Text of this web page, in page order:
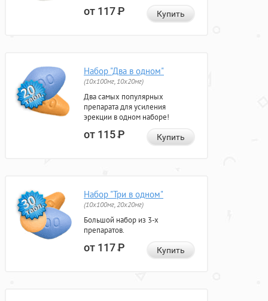
от 117Р Купить
Набор "Два в одном"
(10x100мг, 10x20мг)
Два самых популярных
препарата для усиления
эрекции в одном наборе!
от 115Р Купить
Набор "Три в одном"
(10x100мг, 20x20мг)
Большой набор из 3-х
препаратов.
от 117Р Купить